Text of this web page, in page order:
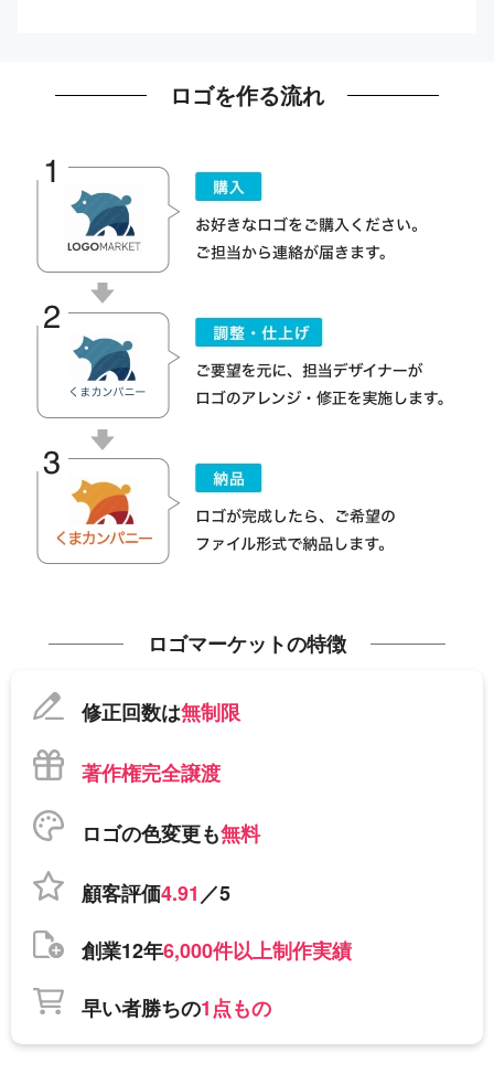
ロゴを作る流れ
ロゴマーケットの特徴
修正回数は無制限
著作権完全譲渡
ロゴの色変更も無料
顧客評価4.91／5
創業12年6,000件以上制作実績
早い者勝ちの1点もの